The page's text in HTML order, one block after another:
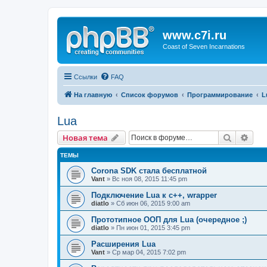
www.c7i.ru
Coast of Seven Incarnations
Ссылки FAQ
На главную Список форумов Программирование
Lua
Новая тема Поиск
ТЕМЫ
Corona SDK стала бесплатной
Vant » Вс ноя 08, 2015 11:45 pm
Подключение Lua к c++, wrapper
diatlo » Сб июн 06, 2015 9:00 am
Прототипное ООП для Lua (очередное ;)
diatlo » Пн июн 01, 2015 3:45 pm
Расширения Lua
Vant » Ср мар 04, 2015 7:02 pm